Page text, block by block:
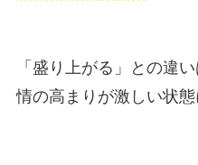
「盛り上がる」との違
情の高まりが激しい状態